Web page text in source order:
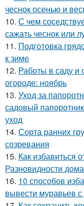
чеснок осенью и
10. С чем
сажать чеснок или
11. Подготовка
к зиме
12. Работы в саду и
огороде: ноябрь
13. Уход за
садовый
уход
14. Сорта ранних
созревания
15. Как избавиться
Разновидности
16. 10 способов
вывести муравьев с